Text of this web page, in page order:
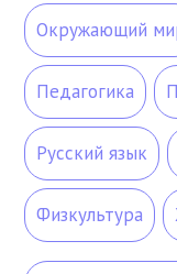
Окружающий
Педагогика
Русский язык
Физкультура